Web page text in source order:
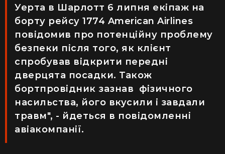
Уерта в Шарлотт 6 липня екіпаж на
борту рейсу 1774 American Airlines
повідомив про потенційну проблему
безпеки після того, як клієнт
спробував відкрити передні
дверцята посадки. Також
бортпровідник зазнав фізичного
насильства, його вкусили і завдали
травм", - йдеться в повідомленні
авіакомпанії.